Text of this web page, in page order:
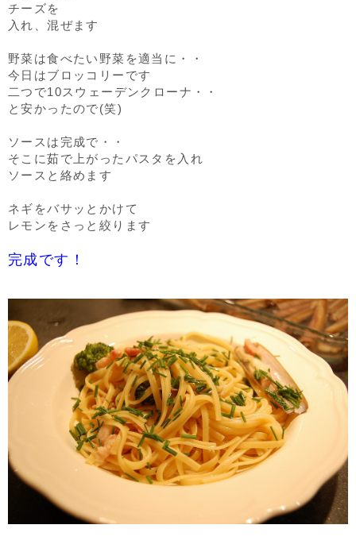
チーズを
入れ、混ぜます
野菜は食べたい野菜を適当に・・
今日はブロッコリーです
二つで10スウェーデンクローナ・・
と安かったので(笑)
ソースは完成で・・
そこに茹で上がったパスタを入れ
ソースと絡めます
ネギをバサッとかけて
レモンをさっと絞ります
完成です！